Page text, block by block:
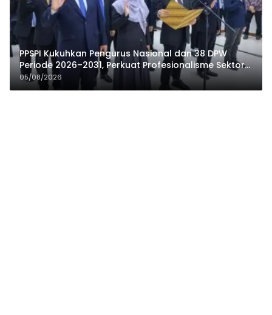
PPSPI Kukuhkan Pengurus Nasional dan 38 DPW
Periode 2026–2031, Perkuat Profesionalisme Sektor
Publik
05/08/2026